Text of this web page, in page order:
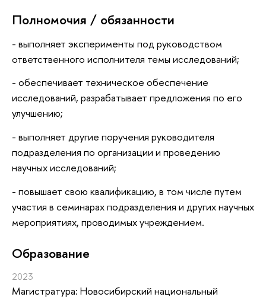
Полномочия / обязанности
- выполняет эксперименты под руководством
ответственного исполнителя темы исследований;
- обеспечивает техническое обеспечение
исследований, разрабатывает предложения по его
улучшению;
- выполняет другие поручения руководителя
подразделения по организации и проведению
научных исследований;
- повышает свою квалификацию, в том числе путем
участия в семинарах подразделения и других научных
мероприятиях, проводимых учреждением.
Oбразование
2023
Магистратура: Новосибирский национальный